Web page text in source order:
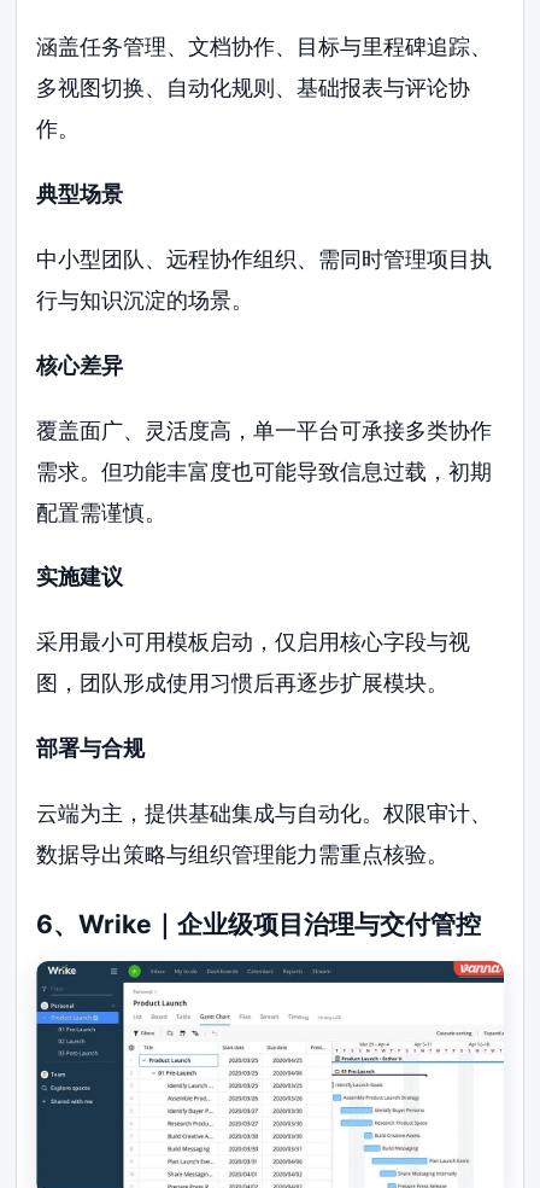
涵盖任务管理、文档协作、目标与里程碑追踪、
多视图切换、自动化规则、基础报表与评论协
作。
典型场景
中小型团队、远程协作组织、需同时管理项目执
行与知识沉淀的场景。
核心差异
覆盖面广、灵活度高，单一平台可承接多类协作
需求。但功能丰富度也可能导致信息过载，初期
配置需谨慎。
实施建议
采用最小可用模板启动，仅启用核心字段与视
图，团队形成使用习惯后再逐步扩展模块。
部署与合规
云端为主，提供基础集成与自动化。权限审计、
数据导出策略与组织管理能力需重点核验。
6、Wrike｜企业级项目治理与交付管控